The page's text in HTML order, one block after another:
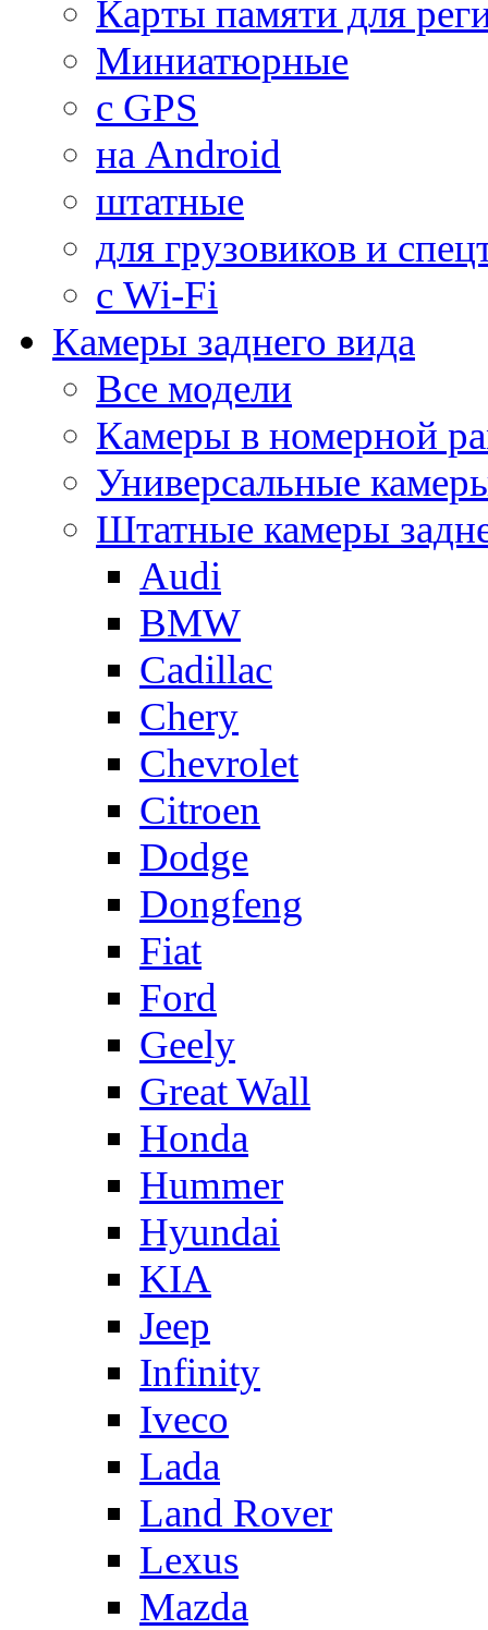
Карты памяти для
Миниатюрные
с GPS
на Android
штатные
для грузовиков и
с Wi-Fi
Камеры заднего вида
Все модели
Камеры в номерной
Универсальные
Штатные камеры
Audi
BMW
Cadillac
Chery
Chevrolet
Citroen
Dodge
Dongfeng
Fiat
Ford
Geely
Great Wall
Honda
Hummer
Hyundai
KIA
Jeep
Infinity
Iveco
Lada
Land Rover
Lexus
Mazda